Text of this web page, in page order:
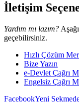
İletişim
Yardım mı lazım?
geçebilirsiniz.
Hızlı Çözüm
Bize Yazın
e-Devlet Çağrı
Engelsiz Çağrı
FacebookYeni